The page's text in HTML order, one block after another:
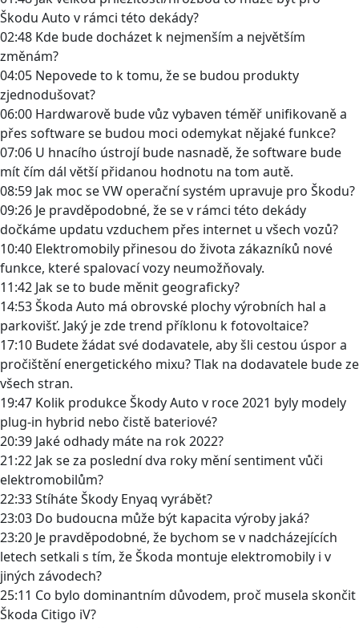
Škodu Auto v rámci této dekády?
02:48 Kde bude docházet k nejmenším a největším
změnám?
04:05 Nepovede to k tomu, že se budou produkty
zjednodušovat?
06:00 Hardwarově bude vůz vybaven téměř unifikovaně a
přes software se budou moci odemykat nějaké funkce?
07:06 U hnacího ústrojí bude nasnadě, že software bude
mít čím dál větší přidanou hodnotu na tom autě.
08:59 Jak moc se VW operační systém upravuje pro Škodu?
09:26 Je pravděpodobné, že se v rámci této dekády
dočkáme updatu vzduchem přes internet u všech vozů?
10:40 Elektromobily přinesou do života zákazníků nové
funkce, které spalovací vozy neumožňovaly.
11:42 Jak se to bude měnit geograficky?
14:53 Škoda Auto má obrovské plochy výrobních hal a
parkovišť. Jaký je zde trend příklonu k fotovoltaice?
17:10 Budete žádat své dodavatele, aby šli cestou úspor a
pročištění energetického mixu? Tlak na dodavatele bude ze
všech stran.
19:47 Kolik produkce Škody Auto v roce 2021 byly modely
plug-in hybrid nebo čistě bateriové?
20:39 Jaké odhady máte na rok 2022?
21:22 Jak se za poslední dva roky mění sentiment vůči
elektromobilům?
22:33 Stíháte Škody Enyaq vyrábět?
23:03 Do budoucna může být kapacita výroby jaká?
23:20 Je pravděpodobné, že bychom se v nadcházejících
letech setkali s tím, že Škoda montuje elektromobily i v
jiných závodech?
25:11 Co bylo dominantním důvodem, proč musela skončit
Škoda Citigo iV?